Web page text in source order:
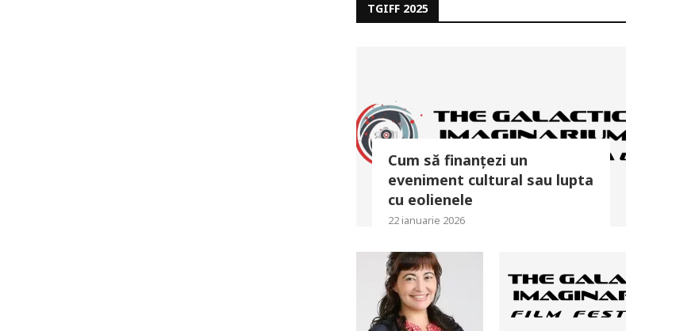
TGIFF 2025
Cum să finanțezi un
eveniment cultural sau lupta
cu eolienele
22 ianuarie 2026